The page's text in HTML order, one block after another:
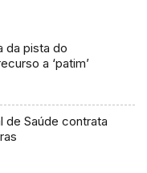
da pista do
a ‘patim’
de Saúde contrata